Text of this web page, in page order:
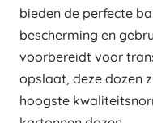
bieden de perfecte
bescherming en
voorbereidt voor
opslaat, deze dozen
hoogste